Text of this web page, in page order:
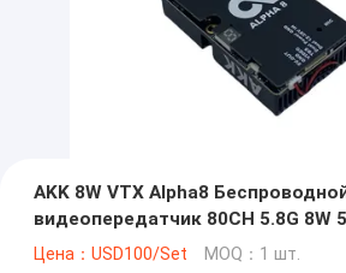
AKK 8W VTX Alpha8
видеопередатчик 80CH 5.8G 8W
Поддержка питания Smart Audio
Цена：USD100/Set MOQ：1 шт.